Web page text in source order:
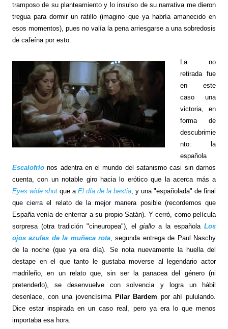
tramposo de su planteamiento y lo insulso de su narrativa me dieron
tregua para dormir un ratillo (imagino que ya habría amanecido en
esos momentos), pues no valía la pena arriesgarse a una sobredosis
de cafeína por esto.
La no
retirada fue
en este
caso una
victoria, en
forma de
descubrimie
nto: la
española
Escalofríonos adentra en el mundo del satanismo casi sin darnos
cuenta, con un notable giro hacia lo erótico que la acerca más a
Eyes wide shutque a El día de la bestia , y una "españolada" de final
que cierra el relato de la mejor manera posible (recordemos que
España venía de enterrar a su propio Satán). Y cerró, como película
sorpresa (otra tradición "cineuropea"), elgiallo a la españolaLos
ojos azules de la muñeca rota , segunda entrega de Paul Naschy
de la noche (que ya era día). Se nota nuevamente la huella del
destape en el que tanto le gustaba moverse al legendario actor
madrileño, en un relato que, sin ser la panacea del género (ni
pretenderlo), se desenvuelve con solvencia y logra un hábil
desenlace, con una jovencísima Pilar Bardem por ahí pululando.
Dice estar inspirada en un caso real, pero ya era lo que menos
importaba esa hora.